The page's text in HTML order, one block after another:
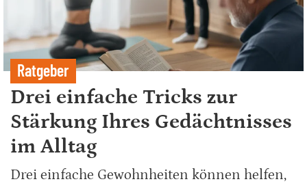
Ratgeber
Drei einfache Tricks zur
Stärkung Ihres Gedächtnisses
im Alltag
Drei einfache Gewohnheiten können helfen,